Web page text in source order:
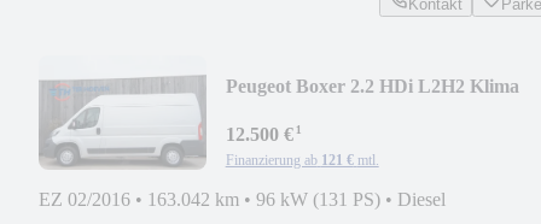
Kontakt
Peugeot Boxer 2.2 HDi L2H2 Klima
12.500 €¹
Finanzierung ab 121 € mtl.
EZ 02/2016 • 163.042 km • 96 kW (131 PS) • Diesel